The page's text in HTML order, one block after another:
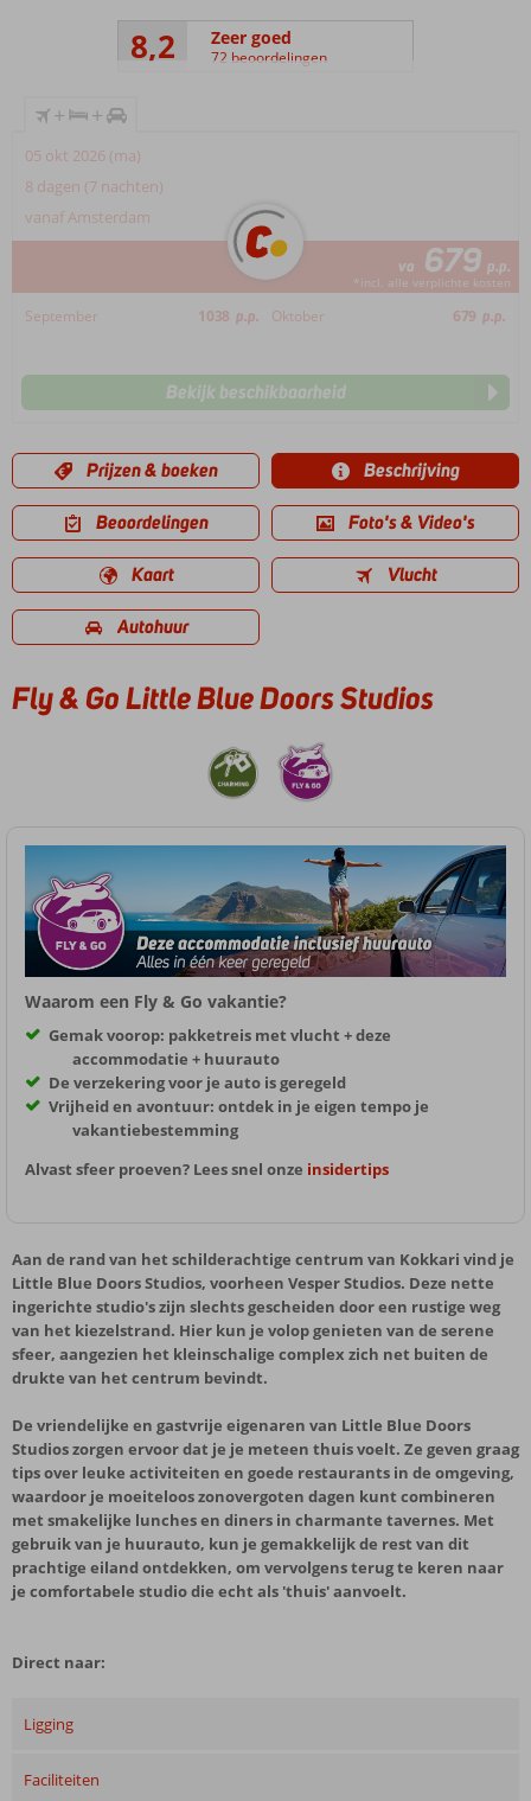
8,2 Zeer goed
72 beoordelingen
+ +
05 okt 2026 (ma)
8 dagen (7 nachten)
vanaf Amsterdam
va 679 p.p.
*incl. alle verplichte kosten
September 1038 p.p. Oktober 679 p.p.
Bekijk beschikbaarheid
Prijzen & boeken Beschrijving
Beoordelingen Foto's & Video's
Kaart Vlucht
Autohuur
Fly & Go Little Blue Doors Studios
Waarom een Fly & Go vakantie?
Gemak voorop: pakketreis met vlucht + deze
accommodatie + huurauto
De verzekering voor je auto is geregeld
Vrijheid en avontuur: ontdek in je eigen tempo je
vakantiebestemming
Alvast sfeer proeven? Lees snel onze insidertips
Aan de rand van het schilderachtige centrum van Kokkari vind je
Little Blue Doors Studios, voorheen Vesper Studios. Deze nette
ingerichte studio's zijn slechts gescheiden door een rustige weg
van het kiezelstrand. Hier kun je volop genieten van de serene
sfeer, aangezien het kleinschalige complex zich net buiten de
drukte van het centrum bevindt.
De vriendelijke en gastvrije eigenaren van Little Blue Doors
Studios zorgen ervoor dat je je meteen thuis voelt. Ze geven graag
tips over leuke activiteiten en goede restaurants in de omgeving,
waardoor je moeiteloos zonovergoten dagen kunt combineren
met smakelijke lunches en diners in charmante tavernes. Met
gebruik van je huurauto, kun je gemakkelijk de rest van dit
prachtige eiland ontdekken, om vervolgens terug te keren naar
je comfortabele studio die echt als 'thuis' aanvoelt.
Direct naar:
Ligging
Faciliteiten